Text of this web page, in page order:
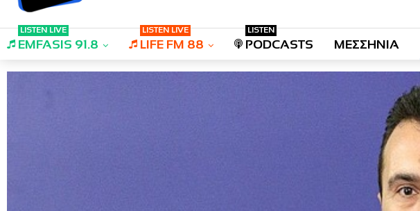
EMFASIS 91.8
LISTEN LIVE
LIFE FM 88
LISTEN LIVE
PODCASTS
LISTEN
ΜΕΣΣΗΝΙΑ